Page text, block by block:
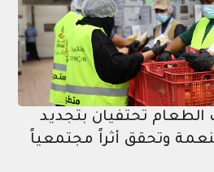
الطعام تحتفيان بتجديد
وتحقق أثراً مجتمعياً